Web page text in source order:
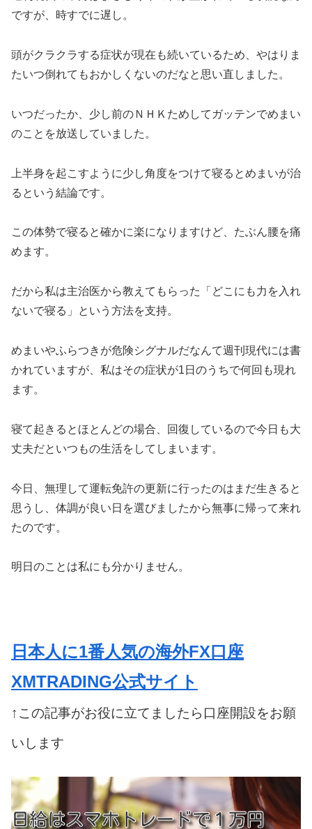
ですが、時すでに遅し。
頭がクラクラする症状が現在も続いているため、やはりま
たいつ倒れてもおかしくないのだなと思い直しました。
いつだったか、少し前のＮＨＫためしてガッテンでめまい
のことを放送していました。
上半身を起こすように少し角度をつけて寝るとめまいが治
るという結論です。
この体勢で寝ると確かに楽になりますけど、たぶん腰を痛
めます。
だから私は主治医から教えてもらった「どこにも力を入れ
ないで寝る」という方法を支持。
めまいやふらつきが危険シグナルだなんて週刊現代には書
かれていますが、私はその症状が1日のうちで何回も現れ
ます。
寝て起きるとほとんどの場合、回復しているので今日も大
丈夫だといつもの生活をしてしまいます。
今日、無理して運転免許の更新に行ったのはまだ生きると
思うし、体調が良い日を選びましたから無事に帰って来れ
たのです。
明日のことは私にも分かりません。
日本人に1番人気の海外FX口座
XMTRADING公式サイト
↑この記事がお役に立てましたら口座開設をお願
いします